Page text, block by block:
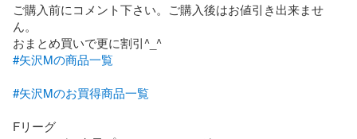
ご購入前にコメント下さい。ご購入後はお値引き出来ませ
ん。
#矢沢Mの商品一覧
#矢沢Mのお買得商品一覧
Fリーグ